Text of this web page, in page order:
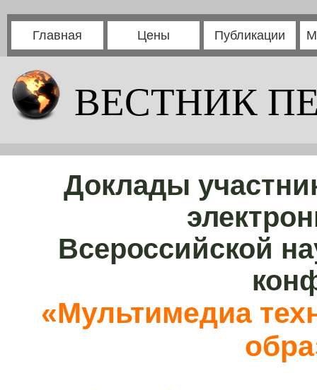
Главная Цены Публикации
ВЕСТНИК
Доклады
Всероссийской
«Мультимедиа